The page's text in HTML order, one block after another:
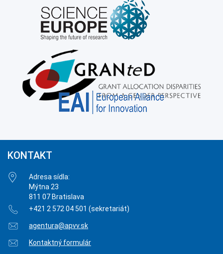
KONTAKT
Adresa sídla:
Mýtna 23
811 07 Bratislava
+421 2 572 04 501 (sekretariát)
agentura@apvv.sk
Kontaktný formulár